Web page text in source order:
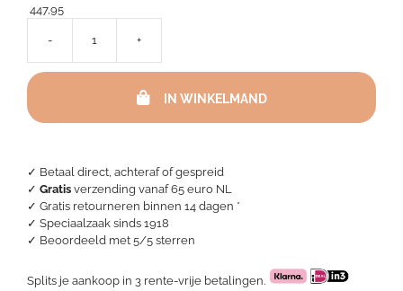
✓ Betaal direct, achteraf of gespreid
✓ Gratis verzending vanaf 65 euro NL
✓ Gratis retourneren binnen 14 dagen *
✓ Speciaalzaak sinds 1918
✓ Beoordeeld met 5/5 sterren
Splits je aankoop in 3 rente-vrije betalingen.
447,95
-
Turpault
White
aantal
+
IN WINKELMAND